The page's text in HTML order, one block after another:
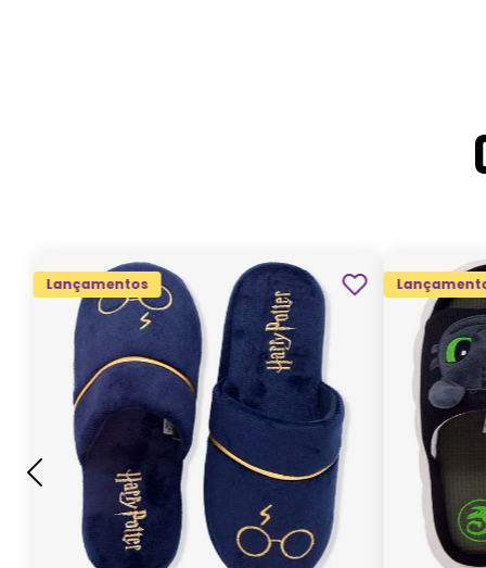
Lançamentos
G GG M P
ADICIONAR AO